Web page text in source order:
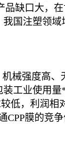
品缺口大，
国注塑领域
械强度高
工业使用
低，利润相
CPP膜的竞